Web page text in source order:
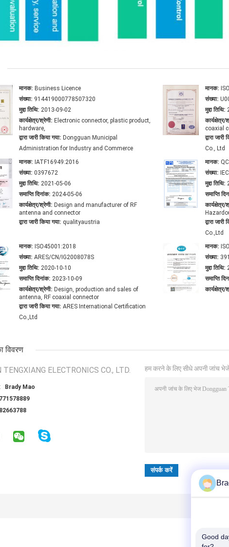
मानक: Business Licence
संख्या: 914419000778507320
मुद्दा तिथि: 2013-09-02
कार्यक्षेत्र/श्रेणी: Electronic connector, plastic product,
hardware,
द्वारा जारी किया गया: Dongguan Municipal
Administration for Industry and Commerce
मानक:
संख्या:
मुद्दा तिथि:
कार्यक्षेत्र/
coaxial
द्वारा जारी
Co., Ltd
मानक: IATF16949:2016
संख्या: 0397672
मुद्दा तिथि: 2021-05-06
समाप्ति दिनांक: 2024-05-06
कार्यक्षेत्र/श्रेणी: Design and manufacturer of RF
antenna and connector
द्वारा जारी किया गया: qualityaustria
मानक:
संख्या:
मुद्दा तिथि:
समाप्ति
कार्यक्षेत्र/
द्वारा जारी
Co.,Ltd
मानक: ISO45001:2018
संख्या: ARES/CN/IG2008078S
मुद्दा तिथि: 2020-10-10
समाप्ति दिनांक: 2023-10-09
कार्यक्षेत्र/श्रेणी: Design, production and sales of
antenna, RF coaxial connector
द्वारा जारी किया गया: ARES International Certification
Co.,Ltd
मानक:
संख्या:
मुद्दा तिथि:
समाप्ति
कार्यक्षेत्र/
विवरण
TENGXIANG ELECTRONICS CO., LTD.
Brady Mao
हम करने के लिए सीधे अपनी जांच
Good